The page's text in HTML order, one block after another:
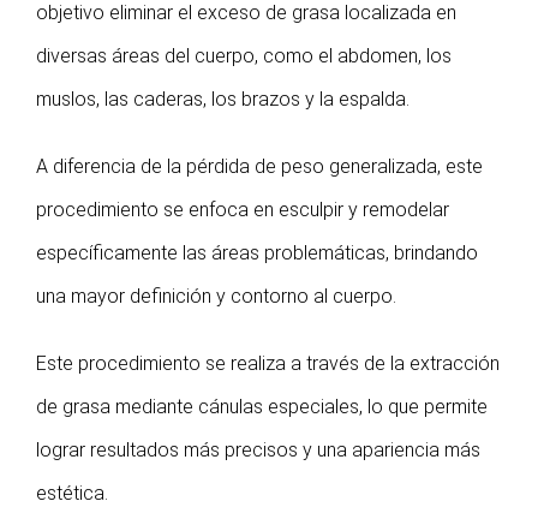
objetivo eliminar el exceso de grasa localizada en
diversas áreas del cuerpo, como el abdomen, los
muslos, las caderas, los brazos y la espalda.
A diferencia de la pérdida de peso generalizada, este
procedimiento se enfoca en esculpir y remodelar
específicamente las áreas problemáticas, brindando
una mayor definición y contorno al cuerpo.
Este procedimiento se realiza a través de la extracción
de grasa mediante cánulas especiales, lo que permite
lograr resultados más precisos y una apariencia más
estética.